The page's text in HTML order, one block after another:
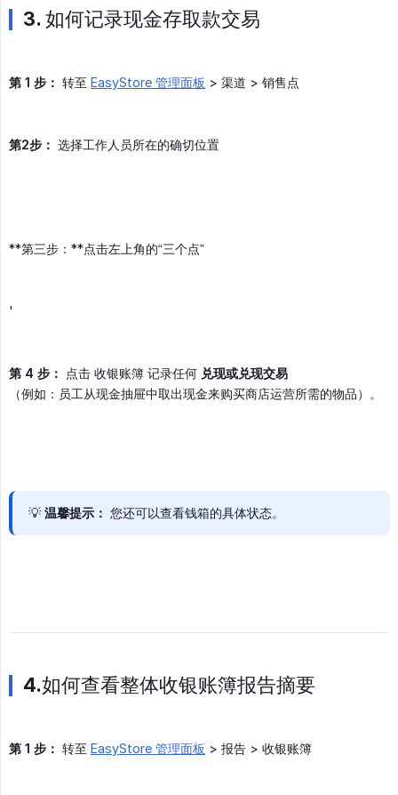
3. 如何记录现金存取款交易
第 1 步： 转至 EasyStore 管理面板 > 渠道 > 销售点
第2步： 选择工作人员所在的确切位置
**第三步：**点击左上角的“三个点”
'
第 4 步： 点击 收银账簿 记录任何 兑现或兑现交易
（例如：员工从现金抽屉中取出现金来购买商店运营所需的物品）。
💡温馨提示： 您还可以查看钱箱的具体状态。
4.如何查看整体收银账簿报告摘要
第 1 步： 转至 EasyStore 管理面板 > 报告 > 收银账簿